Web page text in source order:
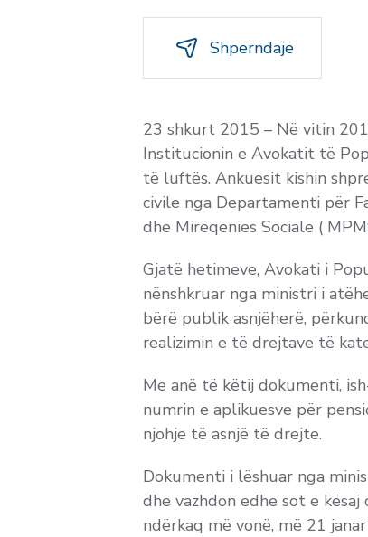
Shperndaje
23 shkurt 2015 – Në vitin
Institucionin e Avokatit të
të luftës. Ankuesit kishin
civile nga Departamenti për
dhe Mirëqenies Sociale (
Gjatë hetimeve, Avokati i
nënshkruar nga ministri i
bërë publik asnjëherë,
realizimin e të drejtave të
Me anë të këtij dokumenti,
numrin e aplikuesve për
njohje të asnjë të drejte.
Dokumenti i lëshuar nga
dhe vazhdon edhe sot e
ndërkaq më vonë, më 21